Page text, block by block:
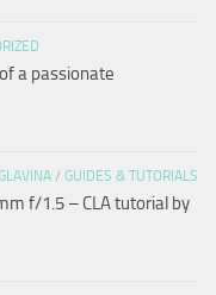
a passionate
/ GUIDES & TUTORIALS
f/1.5 – CLA tutorial by